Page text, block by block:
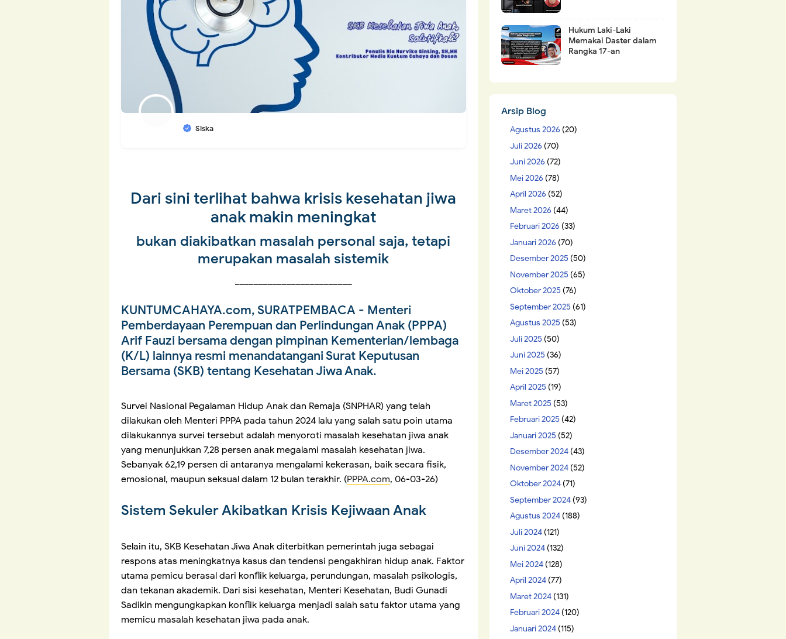
Siska
Dari sini terlihat bahwa krisis kesehatan jiwa
anak makin meningkat
bukan diakibatkan masalah personal saja, tetapi
merupakan masalah sistemik
KUNTUMCAHAYA.com, SURATPEMBACA - Menteri
Pemberdayaan Perempuan dan Perlindungan Anak (PPPA)
Arif Fauzi bersama dengan pimpinan Kementerian/lembaga
(K/L) lainnya resmi menandatangani Surat Keputusan
Bersama (SKB) tentang Kesehatan Jiwa Anak.
Survei Nasional Pegalaman Hidup Anak dan Remaja (SNPHAR) yang telah
dilakukan oleh Menteri PPPA pada tahun 2024 lalu yang salah satu poin utama
dilakukannya survei tersebut adalah menyoroti masalah kesehatan jiwa anak
yang menunjukkan 7,28 persen anak megalami masalah kesehatan jiwa.
Sebanyak 62,19 persen di antaranya mengalami kekerasan, baik secara fisik,
emosional, maupun seksual dalam 12 bulan terakhir. (PPPA.com, 06-03-26)
Sistem Sekuler Akibatkan Krisis Kejiwaan Anak
Selain itu, SKB Kesehatan Jiwa Anak diterbitkan pemerintah juga sebagai
respons atas meningkatnya kasus dan tendensi pengakhiran hidup anak. Faktor
utama pemicu berasal dari konflik keluarga, perundungan, masalah psikologis,
dan tekanan akademik. Dari sisi kesehatan, Menteri Kesehatan, Budi Gunadi
Sadikin mengungkapkan konflik keluarga menjadi salah satu faktor utama yang
memicu masalah kesehatan jiwa pada anak.
Hukum Laki-Laki
Memakai Daster dalam
Rangka 17-an
Arsip Blog
Agustus 2026 (20)
Juli 2026 (70)
Juni 2026 (72)
Mei 2026 (78)
April 2026 (52)
Maret 2026 (44)
Februari 2026 (33)
Januari 2026 (70)
Desember 2025 (50)
November 2025 (65)
Oktober 2025 (76)
September 2025 (61)
Agustus 2025 (53)
Juli 2025 (50)
Juni 2025 (36)
Mei 2025 (57)
April 2025 (19)
Maret 2025 (53)
Februari 2025 (42)
Januari 2025 (52)
Desember 2024(43)
November 2024(52)
Oktober 2024(71)
September 2024(93)
Agustus 2024(188)
Juli 2024(121)
Juni 2024(132)
Mei 2024(128)
April 2024(77)
Maret 2024(131)
Februari 2024(120)
Januari 2024(115)